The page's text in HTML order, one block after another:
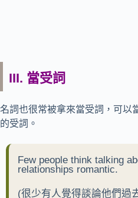
III. 當受詞
名詞也很常被拿來當受詞，可以
的受詞。
Few people think talking
relationships romantic.
(很少有人覺得談論他們過